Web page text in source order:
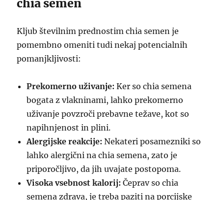
chia semen
Kljub številnim prednostim chia semen je
pomembno omeniti tudi nekaj potencialnih
pomanjkljivosti:
Prekomerno uživanje: Ker so chia semena
bogata z vlakninami, lahko prekomerno
uživanje povzroči prebavne težave, kot so
napihnjenost in plini.
Alergijske reakcije: Nekateri posamezniki so
lahko alergični na chia semena, zato je
priporočljivo, da jih uvajate postopoma.
Visoka vsebnost kalorij: Čeprav so chia
semena zdrava, je treba paziti na porcijske